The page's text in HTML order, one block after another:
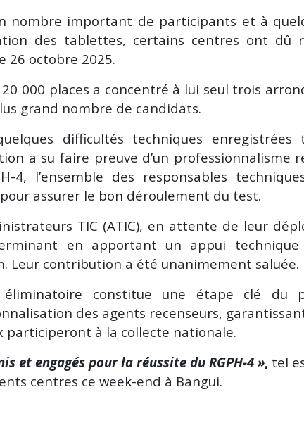
nombre important de participants et à
des tablettes, certains centres ont dû
26 octobre 2025.
20 000 places a concentré à lui seul trois
grand nombre de candidats.
difficultés techniques
a su faire preuve d’un professionnalisme
4, l’ensemble des responsables
assurer le bon déroulement du test.
TIC (ATIC), en attente de leur
en apportant un appui
Leur contribution a été unanimement saluée.
constitue une étape clé du
des agents recenseurs,
participeront à la collecte nationale.
et engagés pour la réussite du RGPH-4 », tel
centres ce week-end à Bangui.